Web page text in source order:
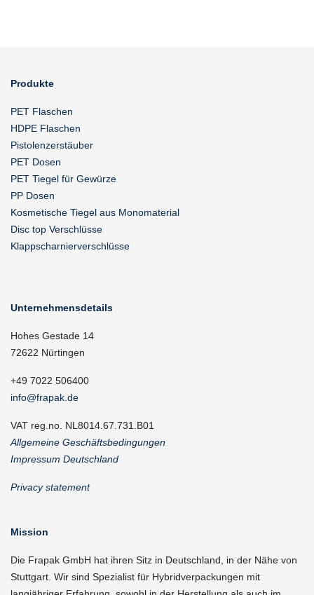
Produkte
PET Flaschen
HDPE Flaschen
Pistolenzerstäuber
PET Dosen
PET Tiegel für Gewürze
PP Dosen
Kosmetische Tiegel aus Monomaterial
Disc top Verschlüsse
Klappscharnierverschlüsse
Unternehmensdetails
Hohes Gestade 14
72622 Nürtingen
+49 7022 506400
info@frapak.de
VAT reg.no. NL8014.67.731.B01
Allgemeine Geschäftsbedingungen
Impressum Deutschland
Privacy statement
Mission
Die Frapak GmbH hat ihren Sitz in Deutschland, in der Nähe von
Stuttgart. Wir sind Spezialist für Hybridverpackungen mit